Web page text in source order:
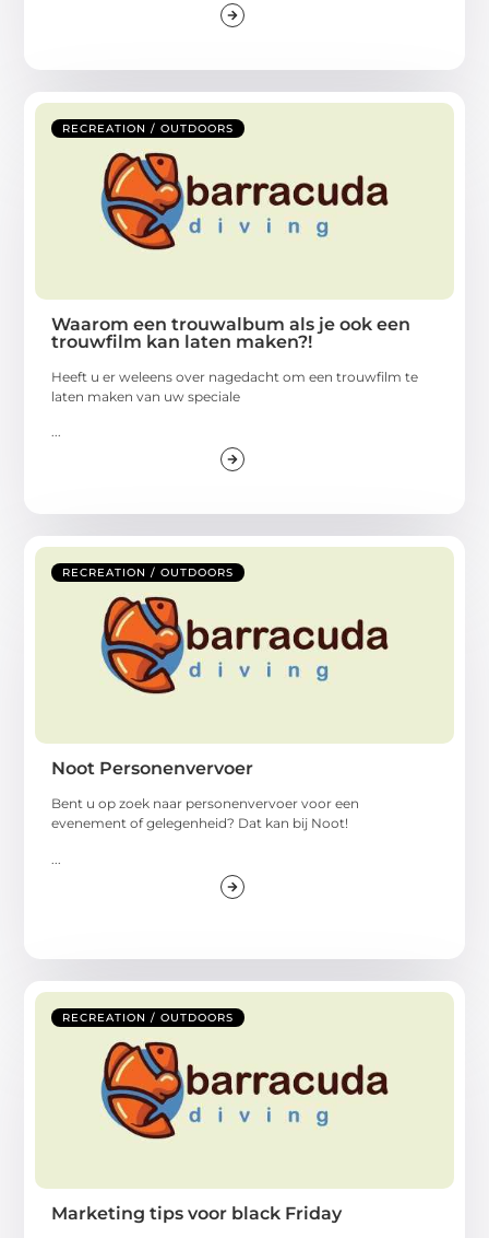
RECREATION / OUTDOORS
Waarom een trouwalbum als je ook een
trouwfilm kan laten maken?!
Heeft u er weleens over nagedacht om een trouwfilm te
laten maken van uw speciale
...
RECREATION / OUTDOORS
Noot Personenvervoer
Bent u op zoek naar personenvervoer voor een
evenement of gelegenheid? Dat kan bij Noot!
RECREATION / OUTDOORS
Marketing tips voor black Friday